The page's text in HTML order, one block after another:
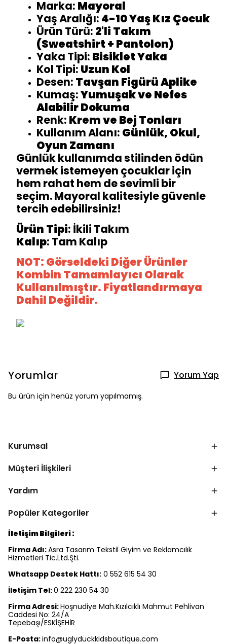
Marka: Mayoral
Yaş Aralığı: 4-10 Yaş Kız Çocuk
Ürün Türü: 2'li Takım
(Sweatshirt + Pantolon)
Yaka Tipi: Bisiklet Yaka
Kol Tipi: Uzun Kol
Desen: Tavşan Figürü Aplike
Kumaş:Yumuşak ve Nefes
Alabilir Dokuma
Renk: Krem ve Bej Tonları
Kullanım Alanı: Günlük, Okul,
Oyun Zamanı
Günlük kullanımda stilinden ödün
vermek istemeyen çocuklar için
hem rahat hem de sevimli bir
seçim. Mayoral kalitesiyle güvenle
tercih edebilirsiniz!
Ürün Tipi: İkili Takım
Kalıp: Tam Kalıp
NOT: Görseldeki Diğer Ürünler
Kombin Tamamlayıcı Olarak
Kullanılmıştır. Fiyatlandırmaya
Dahil Değildir.
Yorumlar Yorum Yap
Bu ürün için henüz yorum yapılmamış.
Kurumsal
Müşteri İlişkileri
Yardım
Popüler Kategoriler
İletişim Bilgileri :
Firma Adı:Asra Tasarım Tekstil Giyim ve Reklamcılık
Hizmetleri Tic.Ltd.Şti.
Whatsapp Destek Hattı: 0 552 615 54 30
İletişim Tel:0 222 230 54 30
Firma Adresi:Hoşnudiye Mah.Kızılcıklı Mahmut Pehlivan
Caddesi No: 24/A
Tepebaşı/ESKİŞEHİR
E-Posta:info@uglyduckkidsboutique.com